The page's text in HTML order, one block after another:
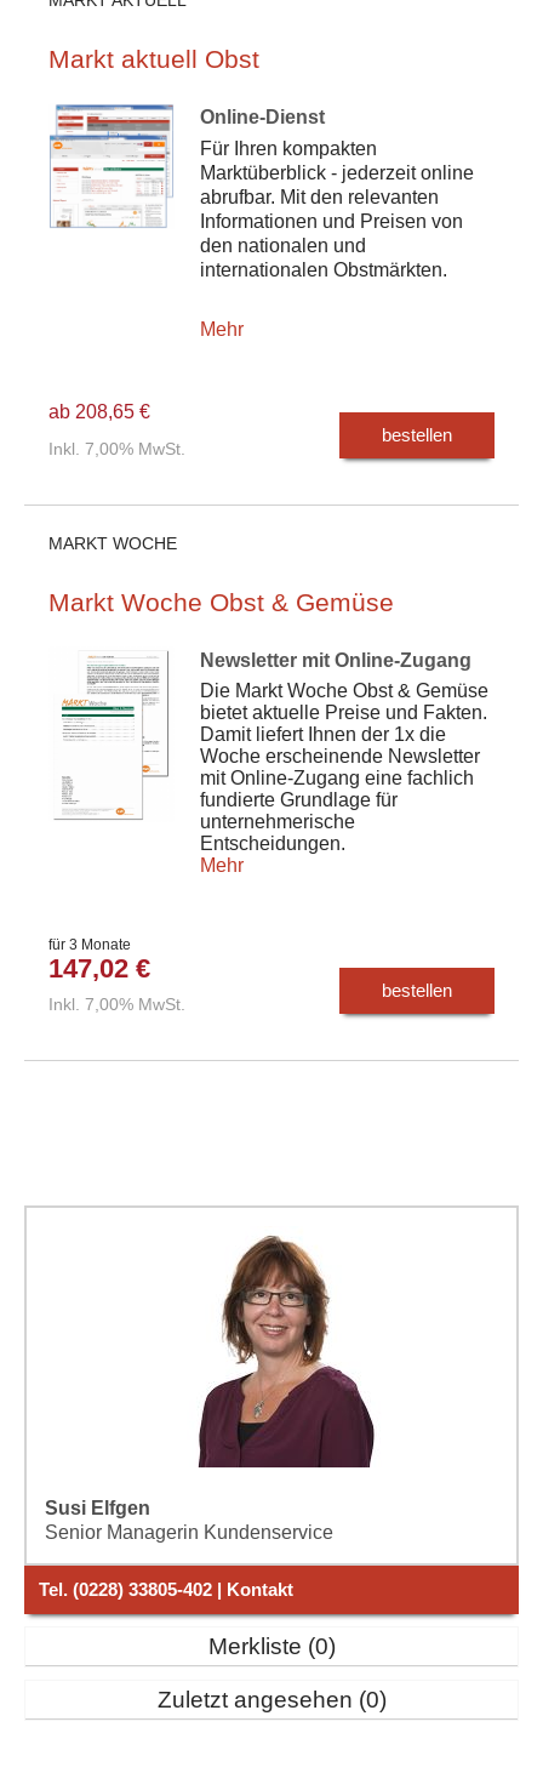
Markt aktuell Obst
Online-Dienst
Für Ihren kompakten
Marktüberblick - jederzeit online
abrufbar. Mit den relevanten
Informationen und Preisen von
den nationalen und
internationalen Obstmärkten.
Mehr
ab 208,65 €
Inkl. 7,00% MwSt.
bestellen
MARKT WOCHE
Markt Woche Obst & Gemüse
Newsletter mit Online-Zugang
Die Markt Woche Obst & Gemüse
bietet aktuelle Preise und Fakten.
Damit liefert Ihnen der 1x die
Woche erscheinende Newsletter
mit Online-Zugang eine fachlich
fundierte Grundlage für
unternehmerische
Entscheidungen.
Mehr
für 3 Monate
147,02 €
Inkl. 7,00% MwSt.
bestellen
Susi Elfgen
Senior Managerin Kundenservice
Tel. (0228) 33805-402 | Kontakt
Merkliste 0
Zuletzt angesehen 0